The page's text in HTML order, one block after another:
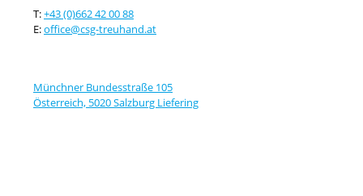
T:+43 (0)662 42 00 88
E:office@csg-treuhand.at
Münchner Bundesstraße 105
Österreich, 5020 Salzburg Liefering